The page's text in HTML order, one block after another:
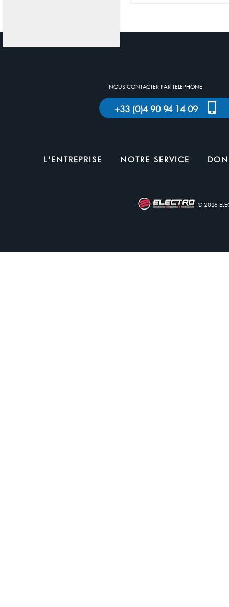
NOUS CONTACTER PAR TELEPHONE
+33 (0)4 90 94 14 09
L'ENTREPRISE NOTRE SERVICE
© 2026